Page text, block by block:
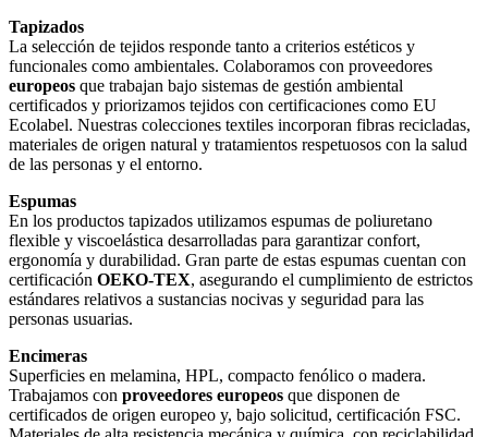
Tapizados
La selección de tejidos responde tanto a criterios estéticos y
funcionales como ambientales. Colaboramos con proveedores
europeos que trabajan bajo sistemas de gestión ambiental
certificados y priorizamos tejidos con certificaciones como EU
Ecolabel. Nuestras colecciones textiles incorporan fibras recicladas,
materiales de origen natural y tratamientos respetuosos con la salud
de las personas y el entorno.
Espumas
En los productos tapizados utilizamos espumas de poliuretano
flexible y viscoelástica desarrolladas para garantizar confort,
ergonomía y durabilidad. Gran parte de estas espumas cuentan con
certificación OEKO-TEX, asegurando el cumplimiento de estrictos
estándares relativos a sustancias nocivas y seguridad para las
personas usuarias.
Encimeras
Superficies en melamina, HPL, compacto fenólico o madera.
Trabajamos con proveedores europeos que disponen de
certificados de origen europeo y, bajo solicitud, certificación FSC.